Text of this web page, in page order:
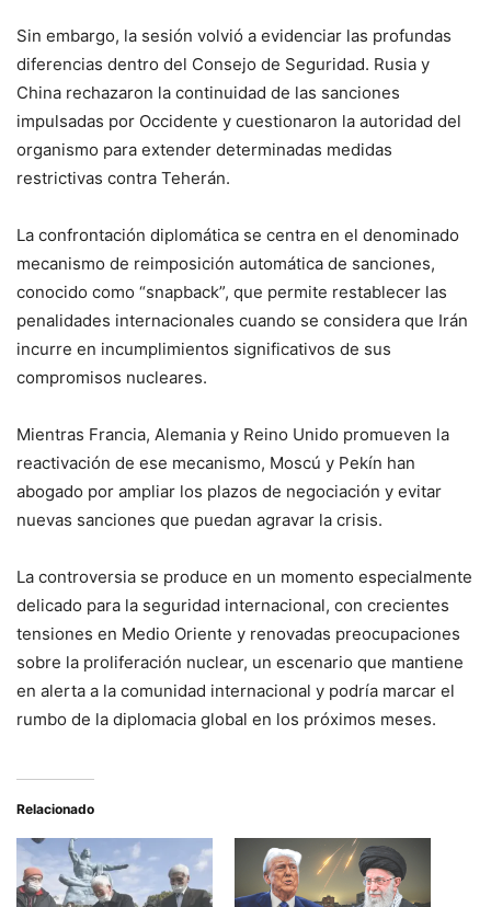
Sin embargo, la sesión volvió a evidenciar las profundas
diferencias dentro del Consejo de Seguridad. Rusia y
China rechazaron la continuidad de las sanciones
impulsadas por Occidente y cuestionaron la autoridad del
organismo para extender determinadas medidas
restrictivas contra Teherán.
La confrontación diplomática se centra en el denominado
mecanismo de reimposición automática de sanciones,
conocido como “snapback”, que permite restablecer las
penalidades internacionales cuando se considera que Irán
incurre en incumplimientos significativos de sus
compromisos nucleares.
Mientras Francia, Alemania y Reino Unido promueven la
reactivación de ese mecanismo, Moscú y Pekín han
abogado por ampliar los plazos de negociación y evitar
nuevas sanciones que puedan agravar la crisis.
La controversia se produce en un momento especialmente
delicado para la seguridad internacional, con crecientes
tensiones en Medio Oriente y renovadas preocupaciones
sobre la proliferación nuclear, un escenario que mantiene
en alerta a la comunidad internacional y podría marcar el
rumbo de la diplomacia global en los próximos meses.
Relacionado